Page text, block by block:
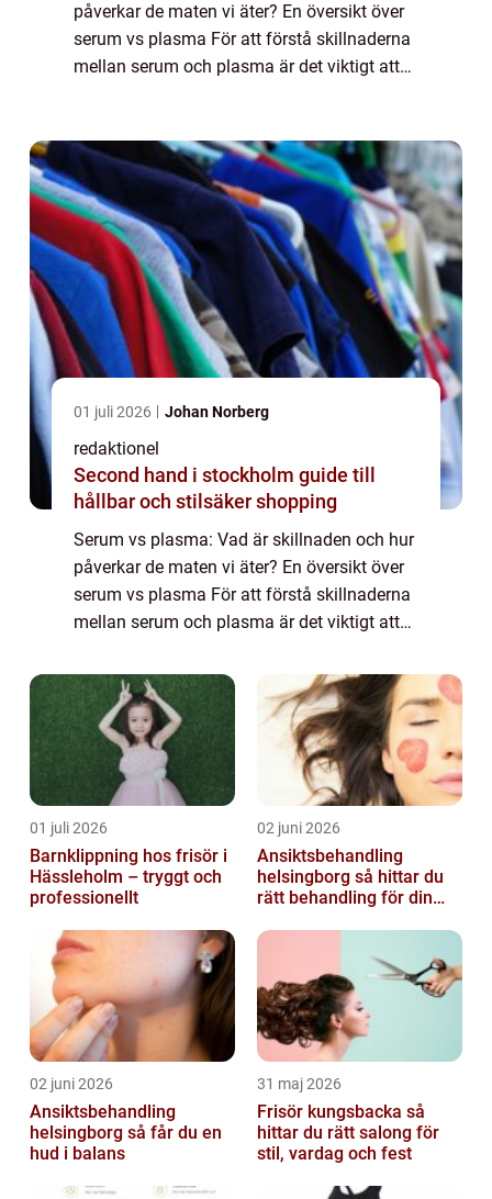
påverkar de maten vi äter? En översikt över
serum vs plasma För att förstå skillnaderna
mellan serum och plasma är det viktigt att
01 juli 2026 Johan Norberg
redaktionel
Second hand i stockholm guide till
hållbar och stilsäker shopping
Serum vs plasma: Vad är skillnaden och hur
påverkar de maten vi äter? En översikt över
serum vs plasma För att förstå skillnaderna
mellan serum och plasma är det viktigt att
plasma är två olika beståndsdel...
01 juli 2026
Barnklippning hos frisör i
Hässleholm – tryggt och
professionellt
02 juni 2026
Ansiktsbehandling
helsingborg så hittar du
rätt behandling för din
02 juni 2026
Ansiktsbehandling
helsingborg så får du en
hud i balans
31 maj 2026
Frisör kungsbacka så
hittar du rätt salong för
stil, vardag och fest